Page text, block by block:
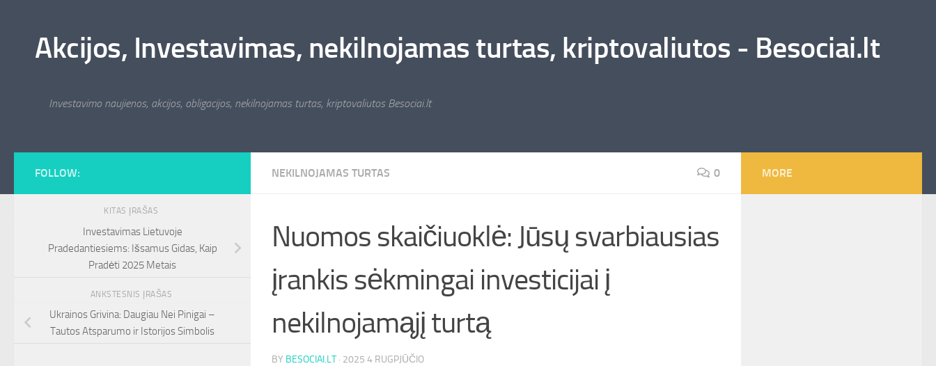
Akcijos, Investavimas, nekilnojamas turtas, kriptovaliutos - Besociai.lt
Investavimo naujienos, akcijos, obligacijos, nekilnojamas turtas, kriptovaliutos Besociai.lt
NEKILNOJAMAS TURTAS 0
Nuomos skaičiuoklė: Jūsų svarbiausias
įrankis sėkmingai investicijai į
nekilnojamąjį turtą
BY BESOCIAI.LT · 2025 4 RUGPJŪČIO
FOLLOW:
KITAS ĮRAŠAS
Investavimas Lietuvoje
Pradedantiesiems: Išsamus Gidas, Kaip
Pradėti 2025 Metais
ANKSTESNIS ĮRAŠAS
Ukrainos Grivina: Daugiau Nei Pinigai –
Tautos Atsparumo ir Istorijos Simbolis
MORE